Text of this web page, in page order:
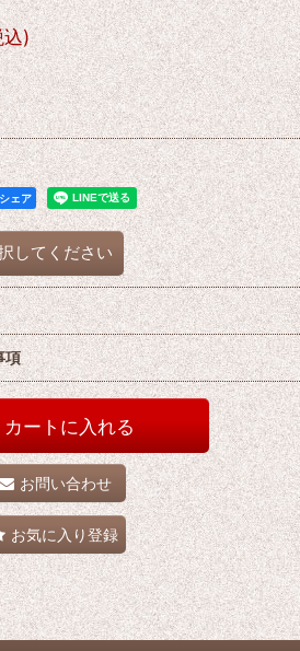
)
ェア
してください
項
カートに入れる
お問い合わせ
お気に入り登録